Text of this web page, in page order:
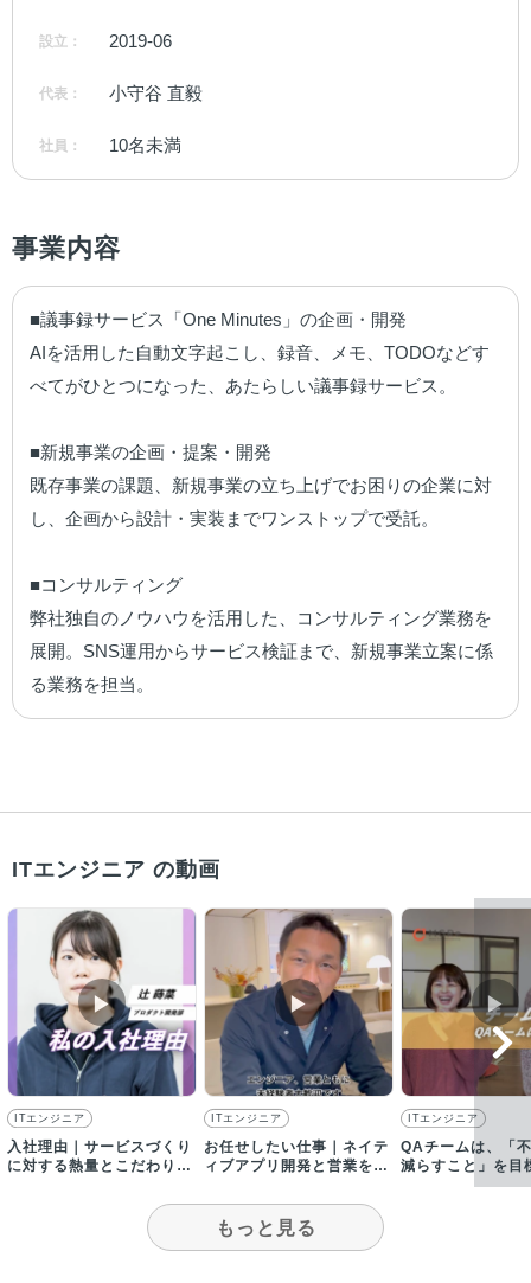
設立： 2019-06
代表： 小守谷 直毅
社員： 10名未満
事業内容
■議事録サービス「One Minutes」の企画・開発
AIを活用した自動文字起こし、録音、メモ、TODOなどす
べてがひとつになった、あたらしい議事録サービス。
■新規事業の企画・提案・開発
既存事業の課題、新規事業の立ち上げでお困りの企業に対
し、企画から設計・実装までワンストップで受託。
■コンサルティング
弊社独自のノウハウを活用した、コンサルティング業務を
展開。SNS運用からサービス検証まで、新規事業立案に係
る業務を担当。
ITエンジニア の動画
▶︎
ITエンジニア
入社理由｜サービスづくり
に対する熱量とこだわりに
▶︎
ITエンジニア
お任せしたい仕事｜ネイテ
ィブアプリ開発と営業を一
募集！
▶︎
ITエンジニア
QAチームは、「
減らすこと」を目
ることはなんでも
もっと見る